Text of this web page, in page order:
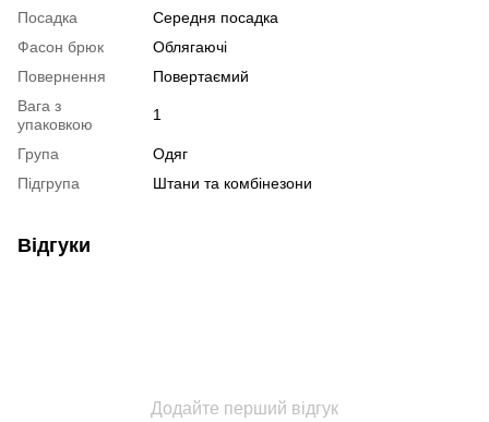
Посадка
Середня посадка
Фасон брюк
Облягаючі
Повернення
Повертаємий
Вага з
упаковкою
1
Група
Одяг
Підгрупа
Штани та комбінезони
Відгуки
Додайте перший відгук